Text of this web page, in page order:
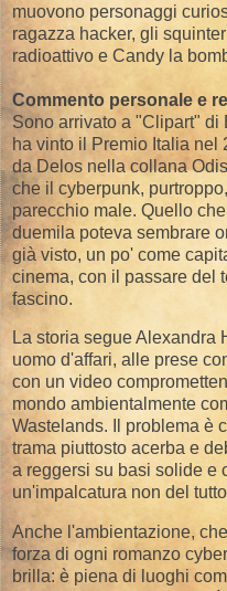
muovono personaggi
ragazza hacker, gli
radioattivo e Candy la
Commento personale e
Sono arrivato a "Clipart" di
ha vinto il Premio Italia nel
da Delos nella collana
che il cyberpunk,
parecchio male. Quello
duemila poteva sembrare
già visto, un po' come
cinema, con il passare del
fascino.
La storia segue Alexandra
uomo d'affari, alle prese
con un video
mondo ambientalmente
Wastelands. Il problema è
trama piuttosto acerba e
a reggersi su basi solide e
un'impalcatura non del
Anche l'ambientazione,
forza di ogni romanzo
brilla: è piena di luoghi